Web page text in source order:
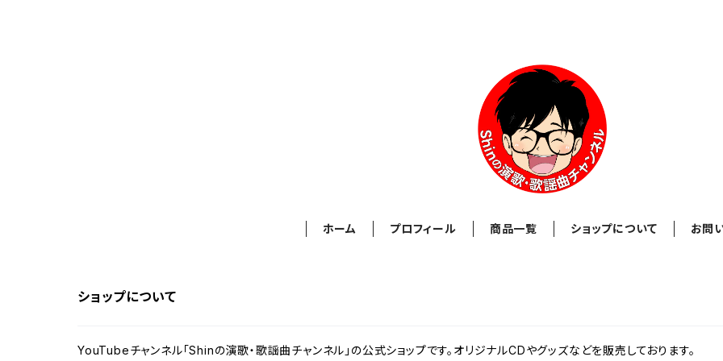
ホーム プロフィール 商品一覧 ショップについて お問
ショップについて
YouTubeチャンネル「Shinの演歌・歌謡曲チャンネル」の公式ショップです。オリジナルCDやグッズなどを販売しております。